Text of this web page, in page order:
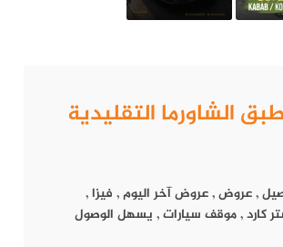
,عروض,عروض آخر اليوم, فيزا,
كارد,موقف سيارات, يسهل الوصول